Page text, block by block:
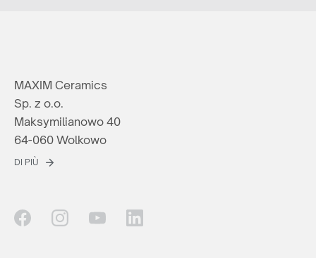
MAXIM Ceramics
Sp. z o.o.
Maksymilianowo 40
64-060 Wolkowo
DI PIÙ